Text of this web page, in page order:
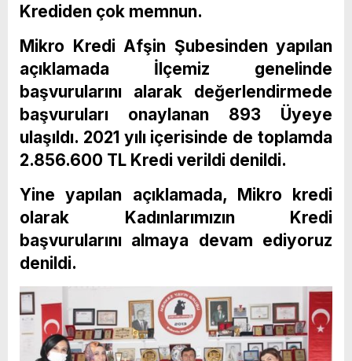
Krediden çok memnun.
Mikro Kredi Afşin Şubesinden yapılan
açıklamada İlçemiz genelinde
başvurularını alarak değerlendirmede
başvuruları onaylanan 893 Üyeye
ulaşıldı. 2021 yılı içerisinde de toplamda
2.856.600 TL Kredi verildi denildi.
Yine yapılan açıklamada, Mikro kredi
olarak Kadınlarımızın Kredi
başvurularını almaya devam ediyoruz
denildi.